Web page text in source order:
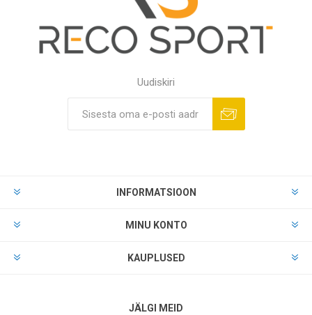
Uudiskiri
INFORMATSIOON
MINU KONTO
KAUPLUSED
JÄLGI MEID